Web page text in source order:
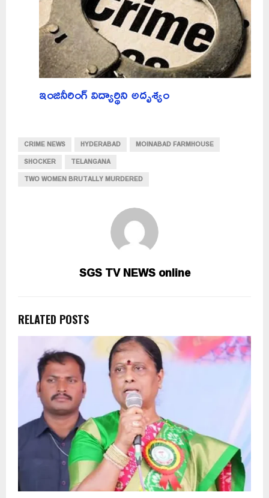
ఇంజినీరింగ్‌ విద్యార్థిని అదృశ్యం
CRIME NEWS HYDERABAD
MOINABAD FARMHOUSE
SHOCKER
TELANGANA
TWO WOMEN BRUTALLY MURDERED
SGS TV NEWS online
RELATED POSTS